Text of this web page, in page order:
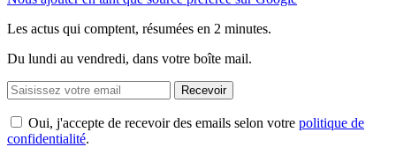
Les actus qui comptent, résumées en 2 minutes.
Du lundi au vendredi, dans votre boîte mail.
Recevoir
Oui, j'accepte de recevoir des emails selon votre politique de
confidentialité.